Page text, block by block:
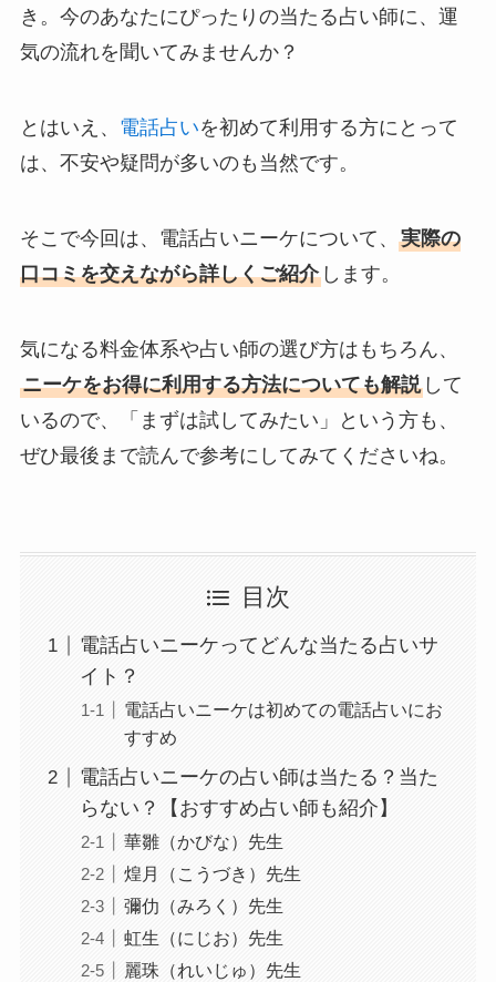
き。今のあなたにぴったりの当たる占い師に、運
気の流れを聞いてみませんか？
とはいえ、 電話占いを初めて利用する方にとって
は、不安や疑問が多いのも当然です。
そこで今回は、電話占いニーケについて、 実際の
口コミを交えながら詳しくご紹介します。
気になる料金体系や占い師の選び方はもちろん、
ニーケをお得に利用する方法についても解説して
いるので、「まずは試してみたい」という方も、
ぜひ最後まで読んで参考にしてみてくださいね。
目次
電話占いニーケってどんな当たる占いサ
イト？
電話占いニーケは初めての電話占いにお
すすめ
電話占いニーケの占い師は当たる？当た
らない？【おすすめ占い師も紹介】
華雛（かびな）先生
煌月（こうづき）先生
彌仂（みろく）先生
虹生（にじお）先生
麗珠（れいじゅ）先生